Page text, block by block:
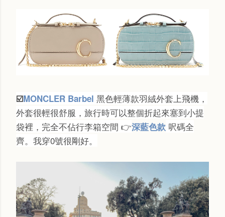
☑️MONCLER Barbel 黑色輕薄款羽絨外套上飛機，
外套很輕很舒服，旅行時可以整個折起來塞到小提
袋裡，完全不佔行李箱空間 👉深藍色款 呎碼全
齊。我穿0號很剛好。